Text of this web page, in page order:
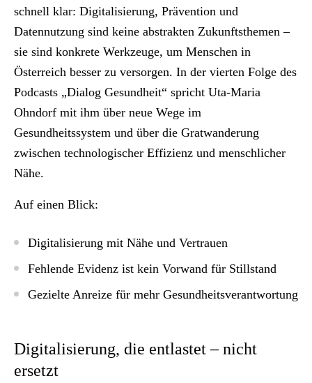
schnell klar: Digitalisierung, Prävention und
Datennutzung sind keine abstrakten Zukunftsthemen –
sie sind konkrete Werkzeuge, um Menschen in
Österreich besser zu versorgen. In der vierten Folge des
Podcasts „Dialog Gesundheit“ spricht Uta-Maria
Ohndorf mit ihm über neue Wege im
Gesundheitssystem und über die Gratwanderung
zwischen technologischer Effizienz und menschlicher
Nähe.
Auf einen Blick:
Digitalisierung mit Nähe und Vertrauen
Fehlende Evidenz ist kein Vorwand für Stillstand
Gezielte Anreize für mehr Gesundheitsverantwortung
Digitalisierung, die entlastet – nicht
ersetzt